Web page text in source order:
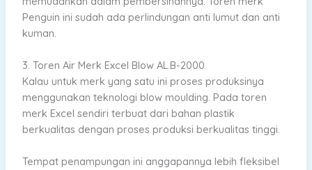
Penguin ini sudah ada perlindungan anti lumut dan anti
kuman.
3. Toren Air Merk Excel Blow AL.B-2000
Kalau untuk merk yang satu ini proses produksinya
menggunakan teknologi blow moulding. Pada toren
merk Excel sendiri terbuat dari bahan plastik
berkualitas dengan proses produksi berkualitas tinggi.
Tempat penampungan ini anggapannya lebih fleksibel